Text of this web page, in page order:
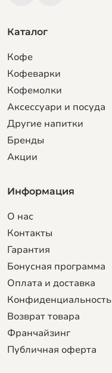
Каталог
Кофе
Кофеварки
Кофемолки
Аксессуари и посуда
Другие напитки
Бренды
Акции
Информация
О нас
Контакты
Гарантия
Бонусная программа
Оплата и доставка
Конфиденциальность
Возврат товара
Франчайзинг
Публичная оферта